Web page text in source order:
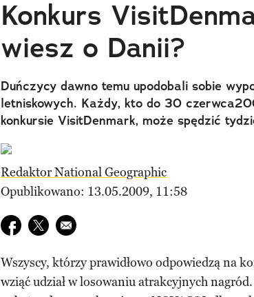
Konkurs
wiesz o Danii?
Duńczycy dawno temu upodobali sobie
letniskowych. Każdy, kto do 30
konkursie VisitDenmark, może spędzić
Redaktor National Geographic
Opublikowano: 13.05.2009, 11:58
Udostępnij na facebook
Udostępnij na twitter
E-mail do przyjaciela
Wszyscy, którzy prawidłowo odpowiedzą na
wziąć udział w losowaniu atrakcyjnych